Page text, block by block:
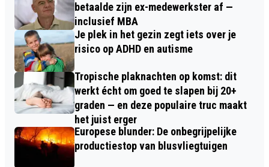
betaalde zijn ex-medewerkster af —
inclusief MBA
Je plek in het gezin zegt iets over je
risico op ADHD en autisme
Tropische plaknachten op komst: dit
werkt écht om goed te slapen bij 20+
graden — en deze populaire truc maakt
het juist erger
Europese blunder: De onbegrijpelijke
productiestop van blusvliegtuigen